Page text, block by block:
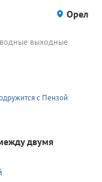
Орел
выходные
с Пензой
двумя